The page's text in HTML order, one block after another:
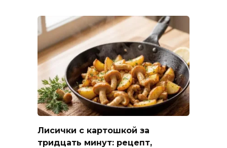
Лисички с картошкой за
тридцать минут: рецепт,